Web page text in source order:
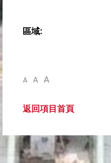
區域:
A A A
返回項目首頁